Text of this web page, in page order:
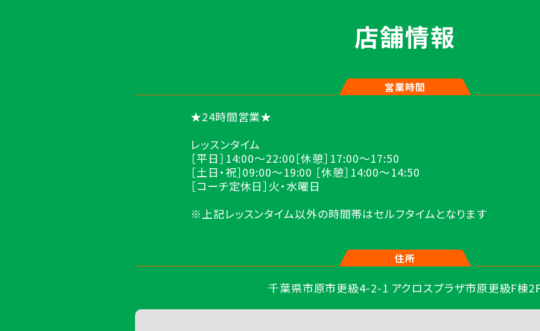
店舗情報
営業時間
★24時間営業★
レッスンタイム
［平日］14:00～22:00［休憩］17:00～17:50
［土日・祝］09:00～19:00 ［休憩］14:00～14:50
［コーチ定休日］火・水曜日
※上記レッスンタイム以外の時間帯はセルフタイムとなります
住所
千葉県市原市更級4-2-1 アクロスプラザ市原更級F棟